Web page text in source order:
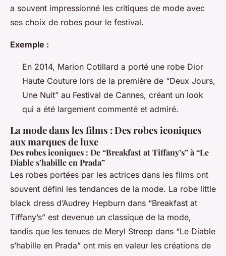
a souvent impressionné les critiques de mode avec
ses choix de robes pour le festival.
Exemple :
En 2014, Marion Cotillard a porté une robe Dior
Haute Couture lors de la première de “Deux Jours,
Une Nuit” au Festival de Cannes, créant un look
qui a été largement commenté et admiré.
La mode dans les films : Des robes iconiques
aux marques de luxe
Des robes iconiques : De “Breakfast at Tiffany’s” à “Le
Diable s’habille en Prada”
Les robes portées par les actrices dans les films ont
souvent défini les tendances de la mode. La robe little
black dress d’Audrey Hepburn dans “Breakfast at
Tiffany’s” est devenue un classique de la mode,
tandis que les tenues de Meryl Streep dans “Le Diable
s’habille en Prada” ont mis en valeur les créations de